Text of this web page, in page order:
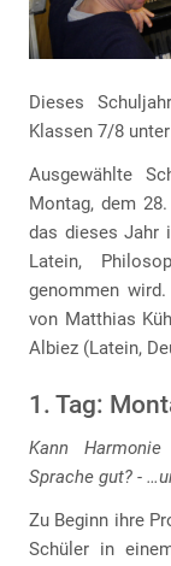
Dieses
Klassen 7/8
Ausgewählte
Montag, dem
das dieses Jahr
Latein,
genommen
von Matthias
Albiez (Latein,
1. Tag:
Kann
Sprache gut? -
Zu Beginn ihre
Schüler in